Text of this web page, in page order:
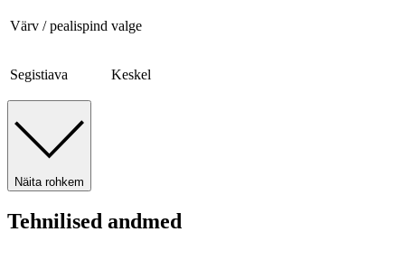
Värv / pealispind valge
Segistiava Keskel
Näita rohkem
Tehnilised andmed